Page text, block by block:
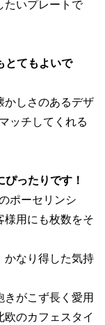
たいプレートで
てもよいで
かしさのあるデザ
ッチしてくれる
ったりです！
ポーセリンシ
様用にも枚数をそ
かなり得した気持
きがこず長く愛用
のカフェスタイ